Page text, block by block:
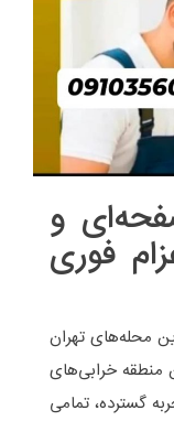
و
فوری
محله‌های تهران
منطقه خرابی‌های
گسترده، تمامی